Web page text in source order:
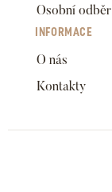
Osobní odběr
INFORMACE
O nás
Kontakty